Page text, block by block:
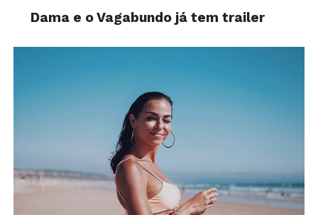
Dama e o Vagabundo já tem trailer